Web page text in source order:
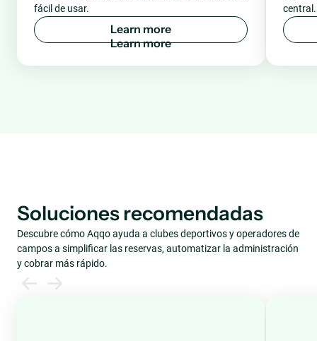
fácil de usar.
Learn more
central.
Soluciones recomendadas
Descubre cómo Aqqo ayuda a clubes deportivos y operadores de
campos a simplificar las reservas, automatizar la administración
y cobrar más rápido.